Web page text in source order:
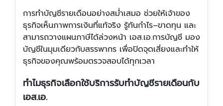
การทำบัญชีรายเดือนอย่างสม่ำเสมอ ช่วยให้เจ้าของ
ธุรกิจเห็นภาพการเงินที่แท้จริง รู้ทันกำไร–ขาดทุน และ
สามารถวางแผนภาษีได้ล่วงหน้า เอส.เอ.การบัญชี มอง
บัญชีในมุมเดียวกับสรรพากร เพื่อปิดจุดเสี่ยงและทำให้
ธุรกิจของคุณพร้อมตรวจสอบได้ทุกเวลา
ทำไมธุรกิจเลือกใช้บริการรับทำบัญชีรายเดือนกับ
เอส.เอ.